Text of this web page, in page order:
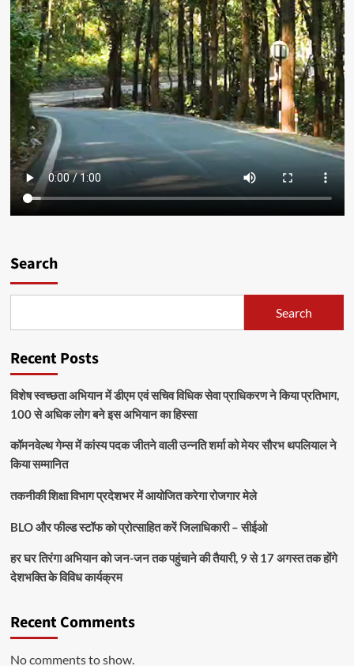
Search
Search
Recent Posts
विशेष स्वच्छता अभियान में डीएम एवं सचिव विधिक सेवा प्राधिकरण ने किया प्रतिभाग,
100 से अधिक लोग बने इस अभियान का हिस्सा
कॉमनवेल्थ गेम्स में कांस्य पदक जीतने वाली उन्नति शर्मा को मेयर सौरभ थपलियाल ने
किया सम्मानित
तकनीकी शिक्षा विभाग प्रदेशभर में आयोजित करेगा रोजगार मेले
BLO और फील्ड स्टॉफ को प्रोत्साहित करें जिलाधिकारी – सीईओ
हर घर तिरंगा अभियान को जन-जन तक पहुंचाने की तैयारी, 9 से 17 अगस्त तक होंगे
देशभक्ति के विविध कार्यक्रम
Recent Comments
No comments to show.